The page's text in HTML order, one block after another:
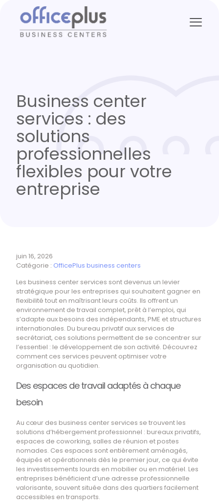
Business center
services : des
solutions
professionnelles
flexibles pour votre
entreprise
juin 16, 2026
Catégorie : OfficePlus business centers
Les business center services sont devenus un levier
stratégique pour les entreprises qui souhaitent gagner en
flexibilité tout en maîtrisant leurs coûts. Ils offrent un
environnement de travail complet, prêt à l’emploi, qui
s’adapte aux besoins des indépendants, PME et structures
internationales. Du bureau privatif aux services de
secrétariat, ces solutions permettent de se concentrer sur
l’essentiel : le développement de son activité. Découvrez
comment ces services peuvent optimiser votre
organisation au quotidien.
Des espaces de travail adaptés à chaque
besoin
Au cœur des business center services se trouvent les
solutions d’hébergement professionnel : bureaux privatifs,
espaces de coworking, salles de réunion et postes
nomades. Ces espaces sont entièrement aménagés,
équipés et opérationnels dès le premier jour, ce qui évite
les investissements lourds en mobilier ou en matériel. Les
entreprises bénéficient d’une adresse professionnelle
valorisante, souvent située dans des quartiers facilement
accessibles en transports.